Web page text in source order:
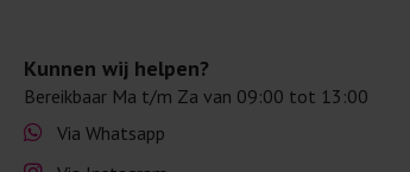
Kunnen wij helpen?
Bereikbaar Ma t/m Za van 09:00 tot 13:00
Via Whatsapp